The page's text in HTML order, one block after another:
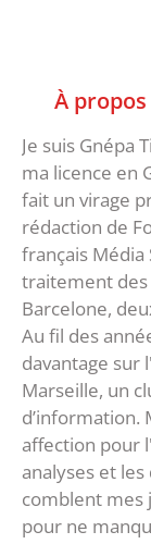
À
Je suis Gnépa
ma licence en
fait un virage
rédaction de
français Média
traitement des
Barcelone,
Au fil des
davantage sur
Marseille, un
d’information.
affection pour
analyses et
comblent mes
pour ne